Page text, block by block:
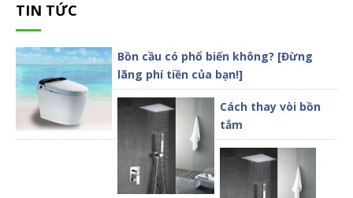
TIN TỨC
Bồn cầu có phổ biến không? [Đừng
lãng phí tiền của bạn!]
Cách thay vòi bồn
tắm